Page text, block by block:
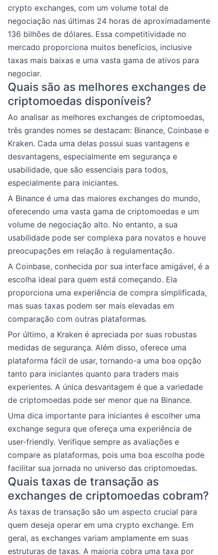
crypto exchanges, com um volume total de
negociação nas últimas 24 horas de aproximadamente
136 bilhões de dólares. Essa competitividade no
mercado proporciona muitos benefícios, inclusive
taxas mais baixas e uma vasta gama de ativos para
negociar.
Quais são as melhores exchanges de
criptomoedas disponíveis?
Ao analisar as melhores exchanges de criptomoedas,
três grandes nomes se destacam: Binance, Coinbase e
Kraken. Cada uma delas possui suas vantagens e
desvantagens, especialmente em segurança e
usabilidade, que são essenciais para todos,
especialmente para iniciantes.
A Binance é uma das maiores exchanges do mundo,
oferecendo uma vasta gama de criptomoedas e um
volume de negociação alto. No entanto, a sua
usabilidade pode ser complexa para novatos e houve
preocupações em relação à regulamentação.
A Coinbase, conhecida por sua interface amigável, é a
escolha ideal para quem está começando. Ela
proporciona uma experiência de compra simplificada,
mas suas taxas podem ser mais elevadas em
comparação com outras plataformas.
Por último, a Kraken é apreciada por suas robustas
medidas de segurança. Além disso, oferece uma
plataforma fácil de usar, tornando-a uma boa opção
tanto para iniciantes quanto para traders mais
experientes. A única desvantagem é que a variedade
de criptomoedas pode ser menor que na Binance.
Uma dica importante para iniciantes é escolher uma
exchange segura que ofereça uma experiência de
user-friendly. Verifique sempre as avaliações e
compare as plataformas, pois uma boa escolha pode
facilitar sua jornada no universo das criptomoedas.
Quais taxas de transação as
exchanges de criptomoedas cobram?
As taxas de transação são um aspecto crucial para
quem deseja operar em uma crypto exchange. Em
geral, as exchanges variam amplamente em suas
estruturas de taxas. A maioria cobra uma taxa por